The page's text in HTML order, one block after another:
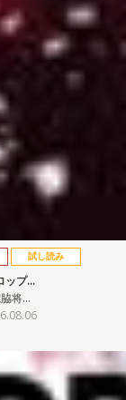
試し読み
ップ…
将…